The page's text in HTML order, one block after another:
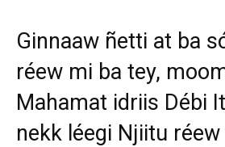
Ginnaaw ñetti at ba
réew mi ba tey,
Mahamat idriis Débi
nekk léegi Njiitu